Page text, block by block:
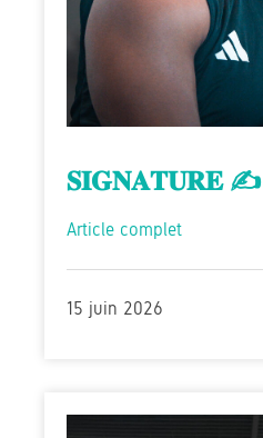
𝐒𝐈𝐆𝐍𝐀𝐓𝐔𝐑𝐄 ✍️
Article complet
15 juin 2026